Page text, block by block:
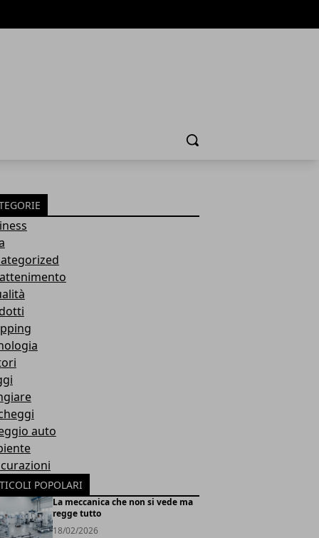
Cerca
auto
POPOLARI
La meccanica che non si vede ma
regge tutto
18/02/2026